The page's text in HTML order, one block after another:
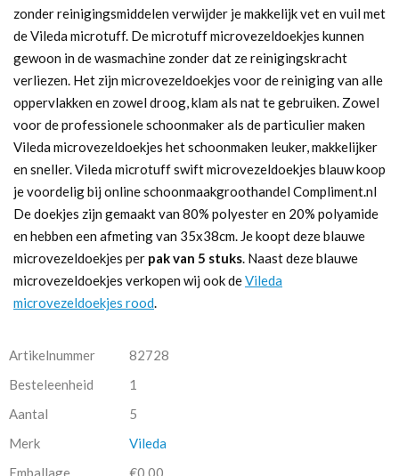
zonder reinigingsmiddelen verwijder je makkelijk vet en vuil met
de Vileda microtuff. De microtuff microvezeldoekjes kunnen
gewoon in de wasmachine zonder dat ze reinigingskracht
verliezen. Het zijn microvezeldoekjes voor de reiniging van alle
oppervlakken en zowel droog, klam als nat te gebruiken. Zowel
voor de professionele schoonmaker als de particulier maken
Vileda microvezeldoekjes het schoonmaken leuker, makkelijker
en sneller. Vileda microtuff swift microvezeldoekjes blauw koop
je voordelig bij online schoonmaakgroothandel Compliment.nl
De doekjes zijn gemaakt van 80% polyester en 20% polyamide
en hebben een afmeting van 35x38cm. Je koopt deze blauwe
microvezeldoekjes per pak van 5 stuks. Naast deze blauwe
microvezeldoekjes verkopen wij ook deVileda
microvezeldoekjes rood.
Artikelnummer
82728
Besteleenheid
1
Aantal
5
Merk
Vileda
Emballage
€0,00